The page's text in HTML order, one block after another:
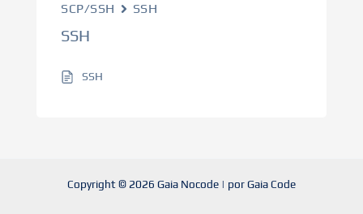
SCP/SSH
SSH
SSH
SSH
Copyright © 2026 Gaia Nocode | por Gaia Code